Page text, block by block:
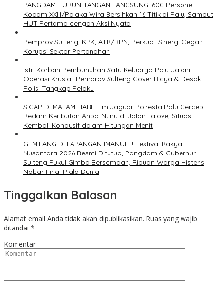
PANGDAM TURUN TANGAN LANGSUNG! 600 Personel
Kodam XXIII/Palaka Wira Bersihkan 16 Titik di Palu, Sambut
HUT Pertama dengan Aksi Nyata
Pemprov Sulteng, KPK, ATR/BPN, Perkuat Sinergi Cegah
Korupsi Sektor Pertanahan
Istri Korban Pembunuhan Satu Keluarga Palu Jalani
Operasi Krusial, Pemprov Sulteng Cover Biaya & Desak
Polisi Tangkap Pelaku
SIGAP DI MALAM HARI! Tim Jaguar Polresta Palu Gercep
Redam Keributan Anoa-Nunu di Jalan Lalove, Situasi
Kembali Kondusif dalam Hitungan Menit
GEMILANG DI LAPANGAN IMANUEL! Festival Rakyat
Nusantara 2026 Resmi Ditutup, Pangdam & Gubernur
Sulteng Pukul Gimba Bersamaan, Ribuan Warga Histeris
Nobar Final Piala Dunia
Tinggalkan Balasan
Alamat email Anda tidak akan dipublikasikan. Ruas yang wajib
ditandai *
Komentar